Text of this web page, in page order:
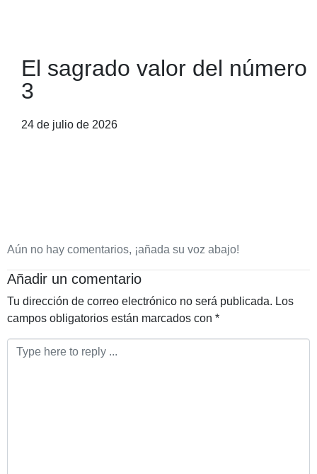
El sagrado valor del número
3
24 de julio de 2026
Aún no hay comentarios, ¡añada su voz abajo!
Añadir un comentario
Tu dirección de correo electrónico no será publicada. Los
campos obligatorios están marcados con *
Comentario